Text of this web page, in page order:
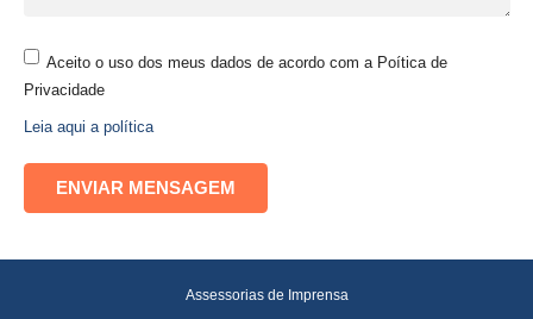
Aceito o uso dos meus dados de acordo com a Poítica de
Privacidade
Leia aqui a política
Assessorias de Imprensa